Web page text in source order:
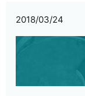
2018/03/24